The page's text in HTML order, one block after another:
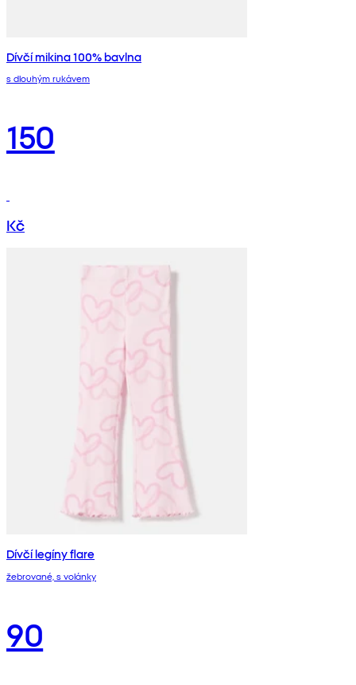
Dívčí mikina 100% bavlna
s dlouhým rukávem
150
Kč
Dívčí legíny flare
žebrované, s volánky
90